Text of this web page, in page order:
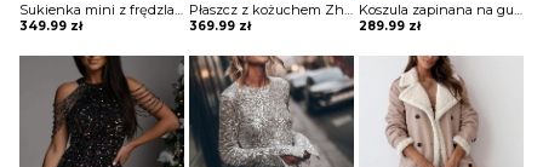
Sukienka mini z frędzlami na spódnicy Potita
349.99 zł
Płaszcz z kożuchem Zhitinja
369.99 zł
Koszula zapinana na guziki z koronką Sae
289.99 zł